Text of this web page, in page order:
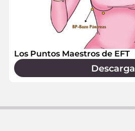
Los Puntos Maestros de EFT
Descarga